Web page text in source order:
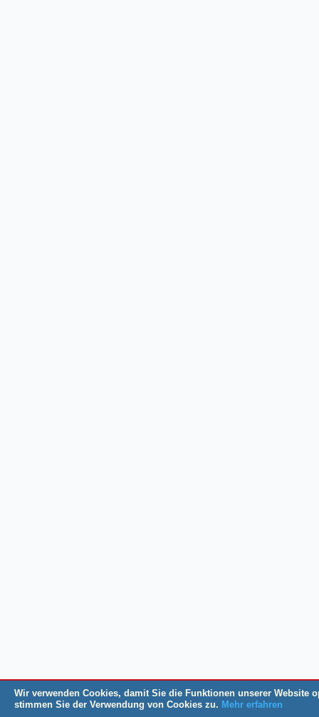
Wir verwenden Cookies, damit Sie die Funktionen unserer Website
stimmen Sie der Verwendung von Cookies zu. Mehr erfahren